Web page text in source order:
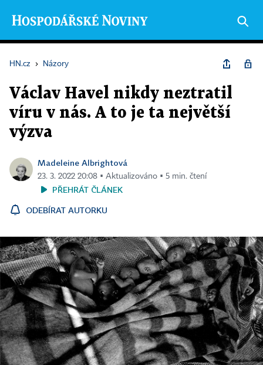
HN.cz › Názory
Václav Havel nikdy neztratil
víru v nás. A to je ta největší
výzva
Madeleine Albrightová
23. 3. 2022 20:08 ▪ Aktualizováno ▪ 5 min. čtení
PŘEHRÁT ČLÁNEK
ODEBÍRAT AUTORKU